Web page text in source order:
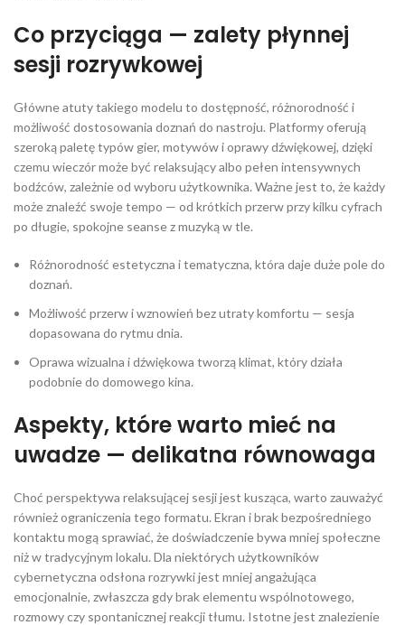
Co przyciąga — zalety płynnej
sesji rozrywkowej
Główne atuty takiego modelu to dostępność, różnorodność i
możliwość dostosowania doznań do nastroju. Platformy oferują
szeroką paletę typów gier, motywów i oprawy dźwiękowej, dzięki
czemu wieczór może być relaksujący albo pełen intensywnych
bodźców, zależnie od wyboru użytkownika. Ważne jest to, że każdy
może znaleźć swoje tempo — od krótkich przerw przy kilku cyfrach
po długie, spokojne seanse z muzyką w tle.
Różnorodność estetyczna i tematyczna, która daje duże pole do
doznań.
Możliwość przerw i wznowień bez utraty komfortu — sesja
dopasowana do rytmu dnia.
Oprawa wizualna i dźwiękowa tworzą klimat, który działa
podobnie do domowego kina.
Aspekty, które warto mieć na
uwadze — delikatna równowaga
Choć perspektywa relaksującej sesji jest kusząca, warto zauważyć
również ograniczenia tego formatu. Ekran i brak bezpośredniego
kontaktu mogą sprawiać, że doświadczenie bywa mniej społeczne
niż w tradycyjnym lokalu. Dla niektórych użytkowników
cybernetyczna odsłona rozrywki jest mniej angażująca
emocjonalnie, zwłaszcza gdy brak elementu wspólnotowego,
rozmowy czy spontanicznej reakcji tłumu. Istotne jest znalezienie